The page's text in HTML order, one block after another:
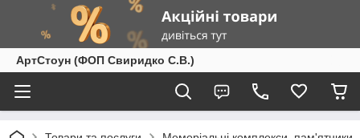
АртСтоун (ФОП Свиридко С.В.)